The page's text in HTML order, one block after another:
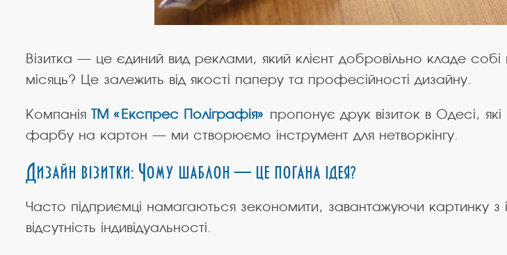
Візитка — це єдиний вид реклами, який клієнт добровільно кладе
місяць? Це залежить від якості паперу та професійності дизайну.
Компанія ТМ «Експрес Поліграфія»
пропонує друк візиток в Одесі,
фарбу на картон — ми створюємо інструмент для нетворкінгу.
Дизайн візитки: Чому шаблон — це погана ідея?
Часто підприємці намагаються зекономити, завантажуючи картинку з
відсутність індивідуальності.